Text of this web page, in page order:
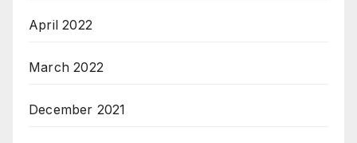
April 2022
March 2022
December 2021